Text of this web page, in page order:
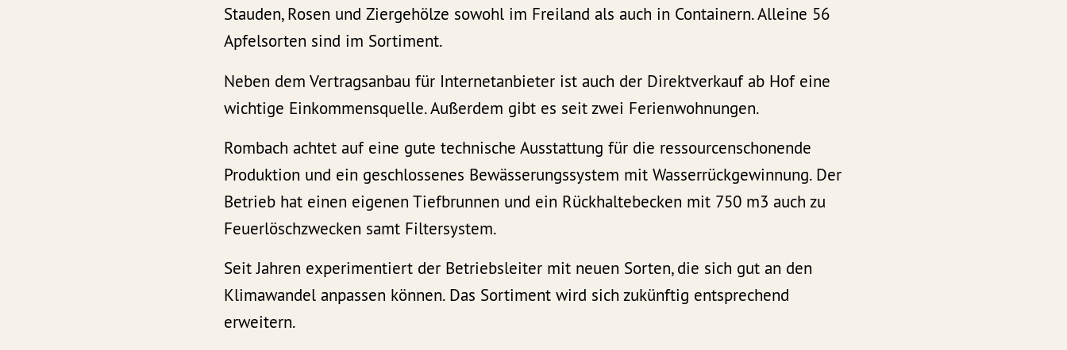
Stauden, Rosen und Ziergehölze sowohl im Freiland als auch in Containern. Alleine 56
Apfelsorten sind im Sortiment.
Neben dem Vertragsanbau für Internetanbieter ist auch der Direktverkauf ab Hof eine
wichtige Einkommensquelle. Außerdem gibt es seit zwei Ferienwohnungen.
Rombach achtet auf eine gute technische Ausstattung für die ressourcenschonende
Produktion und ein geschlossenes Bewässerungssystem mit Wasserrückgewinnung. Der
Betrieb hat einen eigenen Tiefbrunnen und ein Rückhaltebecken mit 750 m3 auch zu
Feuerlöschzwecken samt Filtersystem.
Seit Jahren experimentiert der Betriebsleiter mit neuen Sorten, die sich gut an den
Klimawandel anpassen können. Das Sortiment wird sich zukünftig entsprechend
erweitern.